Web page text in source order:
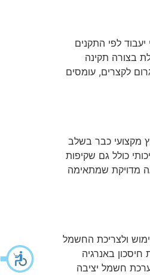
לפי התקנים
בצורה תקינה
לקצרים, עומסים
מקצועי כבר בשלב
כולל גם שקיפות
מדויקת שמתאימה
ולצריכת החשמל
באנרגיה
חשמל יציבה